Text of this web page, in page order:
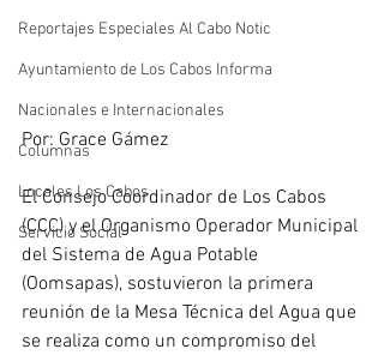
Reportajes Especiales Al Cabo Notic
Ayuntamiento de Los Cabos Informa
Nacionales e Internacionales
Columnas
Locales Los Cabos
Servicio Social
Por: Grace Gámez
El Consejo Coordinador de Los Cabos
(CCC) y el Organismo Operador Municipal
del Sistema de Agua Potable
(Oomsapas), sostuvieron la primera
reunión de la Mesa Técnica del Agua que
se realiza como un compromiso del